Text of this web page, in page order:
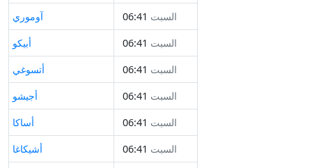
آوموري
السبت 06:41
أبيكو
السبت 06:41
أتسوغي
السبت 06:41
أجيشو
السبت 06:41
أساكا
السبت 06:41
أشيكاغا
السبت 06:41